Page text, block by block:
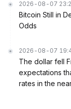
2026-08-07
Bitcoin Still in
Odds
2026-08-07
The dollar fell
expectations
rates in the